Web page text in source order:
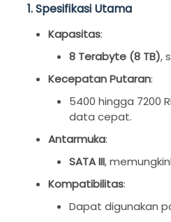
1. Spesifikasi Utama
Kapasitas:
8 Terabyte (8 TB),
Kecepatan Putaran:
5400 hingga 7200
data cepat.
Antarmuka:
SATA III,
Kompatibilitas:
Dapat digunakan